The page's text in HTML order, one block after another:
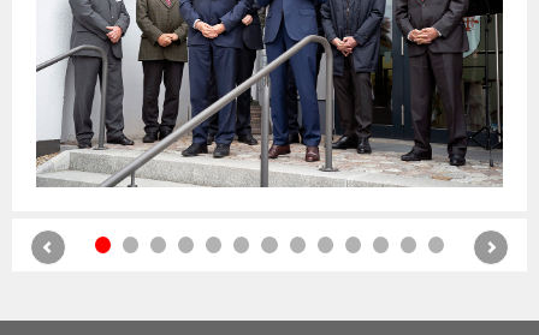
Previous